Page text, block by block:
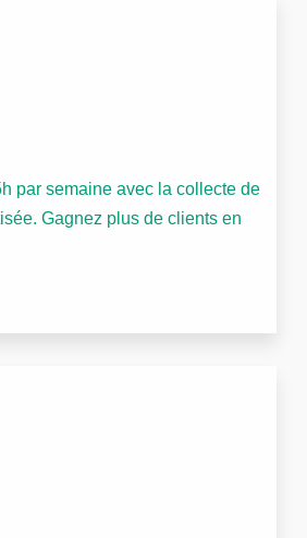
par semaine avec la collecte de
Gagnez plus de clients en